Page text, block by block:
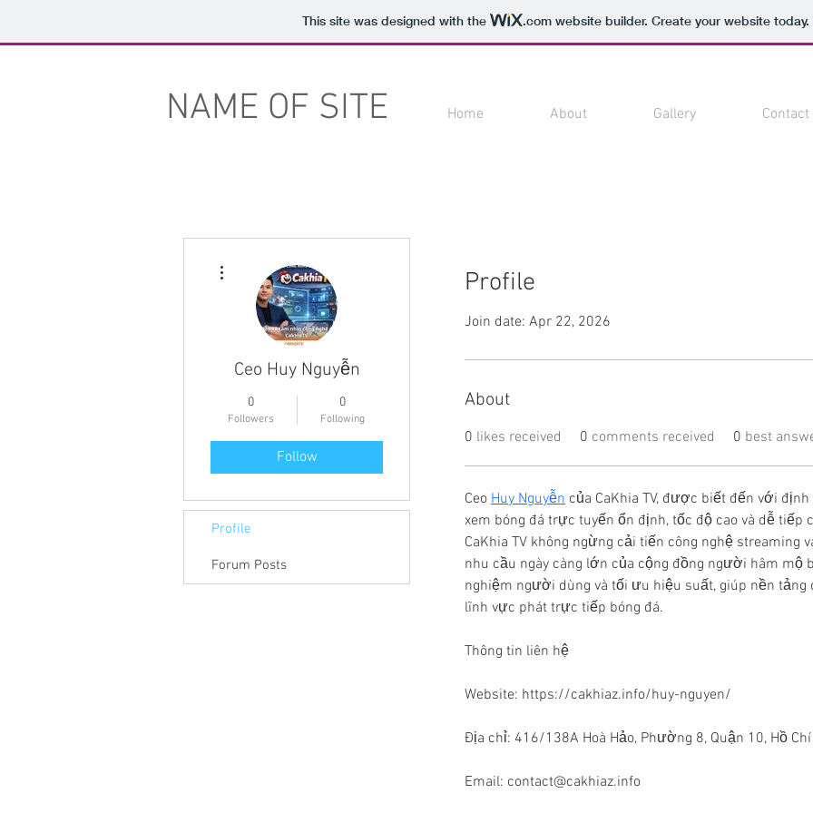
This site was designed with the .comwebsite builder. Create your website today.
NAME OF SITE Home About Gallery Contact
Profile
Join date: Apr 22, 2026
About
0 likes received 0 comments received 0 best
Ceo Huy Nguyễn của CaKhia TV, được biết đến với
xem bóng đá trực tuyến ổn định, tốc độ cao và dễ tiếp
CaKhia TV không ngừng cải tiến công nghệ streaming
nhu cầu ngày càng lớn của cộng đồng người hâm mộ
nghiệm người dùng và tối ưu hiệu suất, giúp nền tảng
lĩnh vực phát trực tiếp bóng đá.
Thông tin liên hệ
Website: https://cakhiaz.info/huy-nguyen/
Địa chỉ: 416/138A Hoà Hảo, Phường 8, Quận 10, Hồ
Email: contact@cakhiaz.info
Ceo Huy Nguyễn
0
Followers
0
Following
Follow
Profile
Forum Posts